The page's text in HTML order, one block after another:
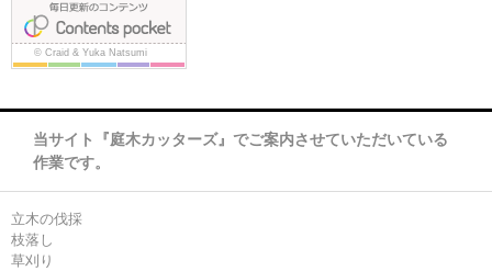
当サイト『庭木カッターズ』でご案内させていただいている
作業です。
立木の伐採
枝落し
草刈り